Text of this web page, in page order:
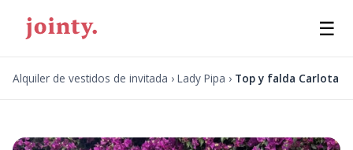
☰
Alquiler de vestidos de invitada › Lady Pipa › Top y falda Carlota